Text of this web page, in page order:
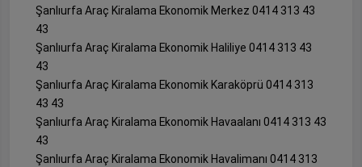
Şanlıurfa Araç Kiralama Ekonomik Merkez 0414 313 43
43
Şanlıurfa Araç Kiralama Ekonomik Haliliye 0414 313 43
43
Şanlıurfa Araç Kiralama Ekonomik Karaköprü 0414 313
43 43
Şanlıurfa Araç Kiralama Ekonomik Havaalanı 0414 313 43
43
Şanlıurfa Araç Kiralama Ekonomik Havalimanı 0414 313